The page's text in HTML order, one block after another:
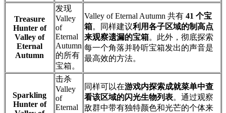
Treasure
Hunter of
Valley of
Eternal
Autumn
发现
Valley
of
Eternal
Autumn
的所有
宝箱。
Valley of Eternal Autumn 共有 41 个宝
箱。同样建议利用各子区域的制高点
来观察遗漏的宝箱。此外，彻底探索
每一个角落并聆听宝箱发出的声音是
最高效的方法。
Sparkling
Hunter of
击杀
Valley
of
Eternal
同样可以在游戏内探索成就菜单中查
看该区域的闪光生物列表。通过观察
敌群中带有独特颜色和光芒的个体来